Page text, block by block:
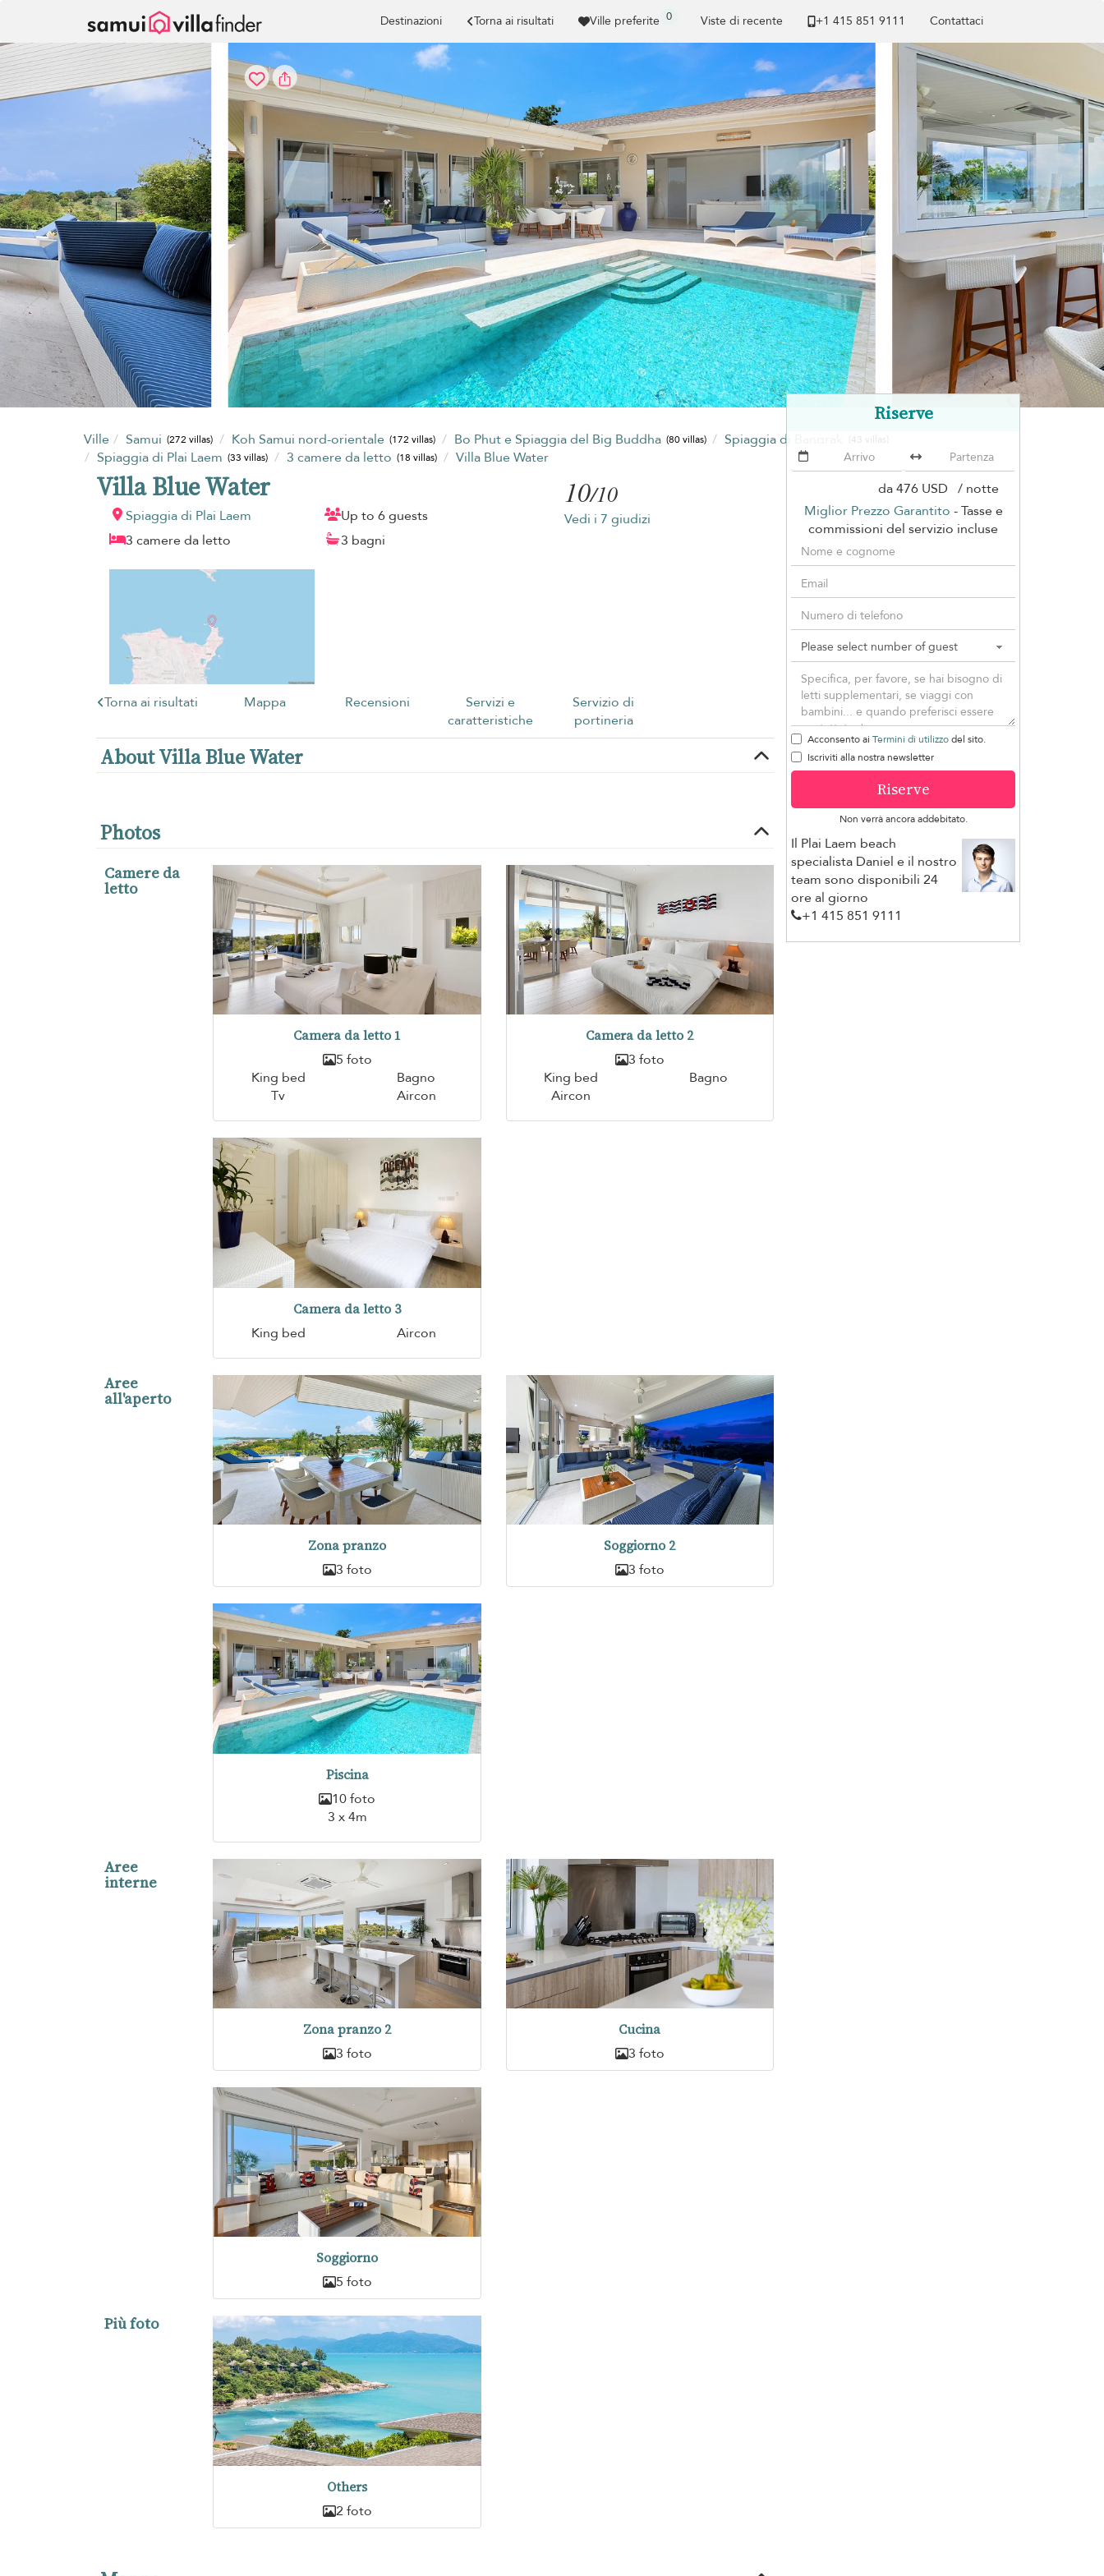
Destinazioni Torna ai risultati Ville preferite 0 Viste di recente +1 ​415 851 9111 Contattaci
Ville Samui (272 villas) Koh Samui nord-orientale (172 villas) Bo Phut e Spiaggia del Big Buddha (80 villas) Spiaggia di Bangrak (43 villas)
Spiaggia di Plai Laem (33 villas) 3 camere da letto (18 villas) Villa Blue Water
Villa Blue Water
Spiaggia di Plai Laem
Up to 6 guests
3 camere da letto
3 bagni
10/10
Vedi i 7 giudizi
Torna ai risultati Mappa Recensioni
Servizi e
caratteristiche
Servizio di
portineria
About Villa Blue Water
Photos
Camere da
letto
Camera da letto 1
5 foto
King bed
Bagno
Tv
Aircon
Camera da letto 2
3 foto
King bed
Bagno
Aircon
Camera da letto 3
King bed Aircon
Aree
all'aperto
Zona pranzo
3 foto
Soggiorno 2
3 foto
Piscina
10 foto
3 x 4m
Aree
interne
Zona pranzo 2
3 foto
Cucina
3 foto
Soggiorno
5 foto
Più foto
Others
2 foto
Riserve
da476 USD / notte
Miglior Prezzo Garantito - Tasse e
commissioni del servizio incluse
Acconsento ai Termini di utilizzodel sito.
Iscriviti alla nostra newsletter
Riserve
Non verrà ancora addebitato.
Il Plai Laem beach
specialista Daniel e il nostro
team sono disponibili 24
ore al giorno
+1 ​415 851 9111
Pannello di gestione dei cookies